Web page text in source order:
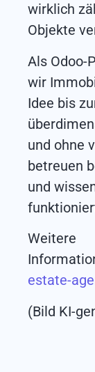
wirklich
Objekte
Als Odoo-
wir
Idee bis
und ohne
betreuen
und
Weitere
estate-
(Bild KI-